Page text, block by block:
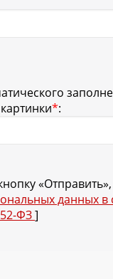
*:
данных в
ФЗ]